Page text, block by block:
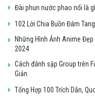
Đài phun nước phao nổi là
102 Lời Chia Buồn Đám
Những Hình Ảnh Anime Đẹp
2024
Cách đánh sập Group trên
Giản
Tổng Hợp 100 Trích Dẫn,